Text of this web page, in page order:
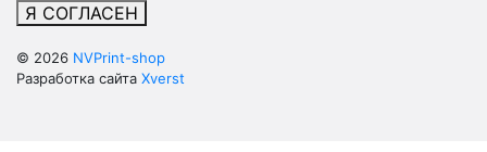
Я СОГЛАСЕН
© 2026 NVPrint-shop
Разработка сайта Xverst